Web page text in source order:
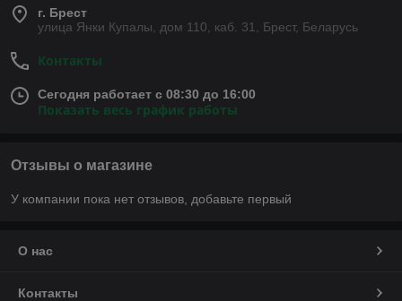
г. Брест
улица Янки Купалы, дом 110, каб. 31, Брест, Беларусь
Контакты
Сегодня работает с 08:30 до 16:00
Показать весь график работы
Отзывы о магазине
У компании пока нет отзывов, добавьте первый
О нас
Контакты